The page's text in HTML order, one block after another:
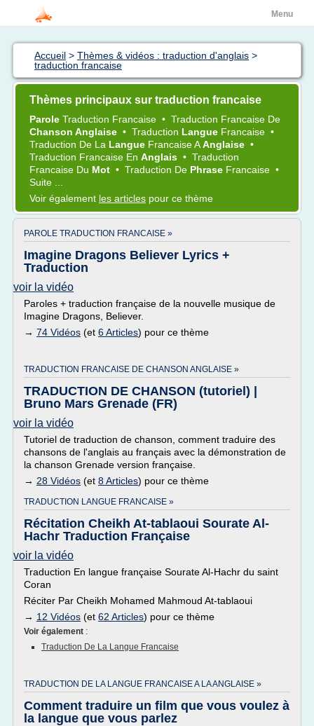
Menu
Accueil > Thèmes & vidéos : traduction d'anglais >
traduction francaise
Thèmes principaux sur traduction francaise
Parole Traduction Francaise • Traduction Francaise De
Chanson Anglaise • Traduction Langue Francaise •
Traduction De La Langue FrancaiseAAnglaise •
Traduction Francaise En Anglais • Traduction
Francaise Du Mot • Traduction De Phrase Francaise •
Suite ...
Voir également les articles pour ce thème
PAROLE TRADUCTION FRANCAISE »
Imagine Dragons Believer Lyrics +
Traduction
voir la vidéo
Paroles + traduction française de la nouvelle musique de
Imagine Dragons, Believer.
→ 74 Vidéos (et 6 Articles) pour ce thème
TRADUCTION FRANCAISE DE CHANSON ANGLAISE »
TRADUCTION DE CHANSON (tutoriel) |
Bruno Mars Grenade (FR)
voir la vidéo
Tutoriel de traduction de chanson, comment traduire des
chansons de l'anglais au français avec la démonstration de
la chanson Grenade version française.
→ 28 Vidéos (et 8 Articles) pour ce thème
TRADUCTION LANGUE FRANCAISE »
Récitation Cheikh At-tablaoui Sourate Al-
Hachr Traduction Française
voir la vidéo
Traduction En langue française Sourate Al-Hachr du saint
Coran
Réciter Par Cheikh Mohamed Mahmoud At-tablaoui
→ 12 Vidéos (et 62 Articles) pour ce thème
Voir également :
Traduction De La Langue Francaise
TRADUCTION DE LA LANGUE FRANCAISE A LA ANGLAISE »
Comment traduire un film que vous voulez à
la langue que vous parlez